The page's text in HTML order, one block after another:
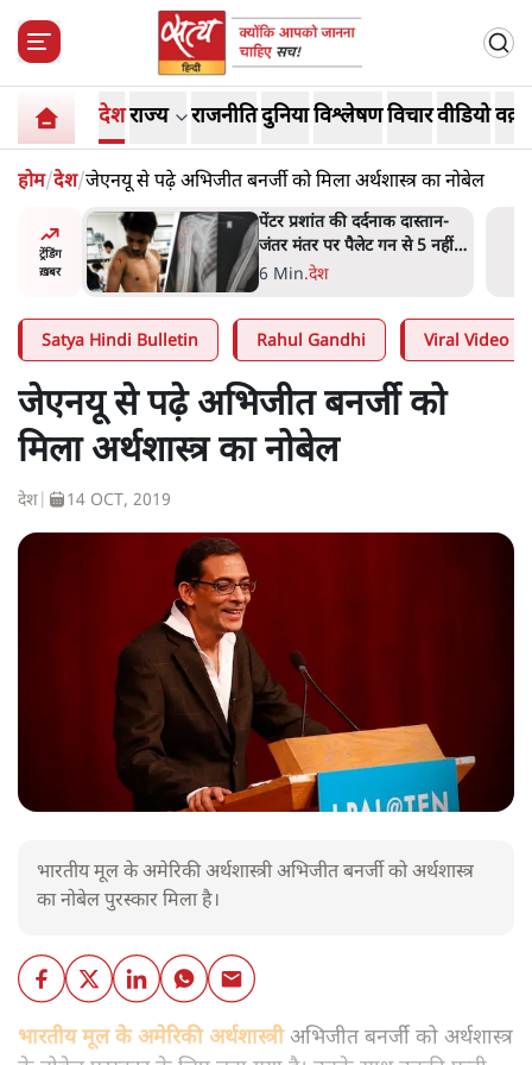
देशराज्य राजनीतिदुनियाविश्लेषणविचारवीडियो
होम/देश/जेएनयू से पढ़े अभिजीत बनर्जी को मिला अर्थशास्त्र का नोबेल
ट्रेंडिंग
ख़बर
पर मोदी-
पेंटर प्रशांत की दर्दनाक दास्तान-
जंतर मंतर पर पैलेट गन से 5 नहीं,
6 लोग घायल हुए
6 Min.देश
Satya Hindi Bulletin Rahul Gandhi Viral Video
जेएनयू से पढ़े अभिजीत बनर्जी को
मिला अर्थशास्त्र का नोबेल
देश 14 OCT, 2019
भारतीय मूल के अमेरिकी अर्थशास्त्री अभिजीत बनर्जी को अर्थशास्त्र
का नोबेल पुरस्कार मिला है।
भारतीय मूल के अमेरिकी अर्थशास्त्रीअभिजीत बनर्जी को अर्थशास्त्र